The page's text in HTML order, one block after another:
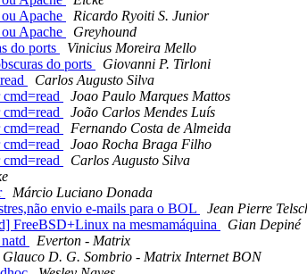
Apache
Ricardo Ryoiti S. Junior
Apache
Greyhound
do ports
Vinicius Moreira Mello
do ports
Giovanni P. Tirloni
Carlos Augusto Silva
Joao Paulo Marques Mattos
João Carlos Mendes Luís
Fernando Costa de Almeida
Joao Rocha Braga Filho
Carlos Augusto Silva
Márcio Luciano Donada
envio e-mails para o BOL
Jean Pierre
FreeBSD+Linux na mesmamáquina
Gian Depiné
Everton - Matrix
Glauco D. G. Sombrio - Matrix Internet BON